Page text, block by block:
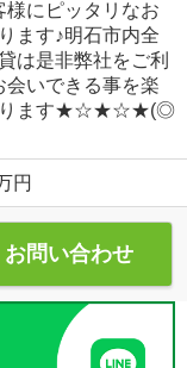
様にピッタリなお
ます♪明石市内全
は是非弊社をご利
会いできる事を楽
ります★☆★☆★(◎
円
お問い合わせ